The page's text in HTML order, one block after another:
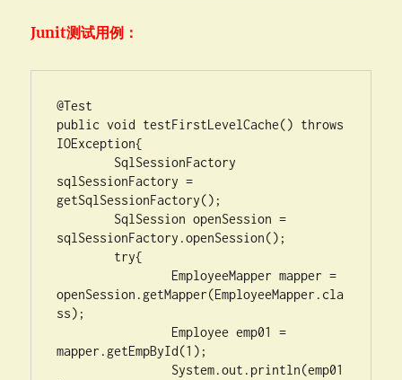
Junit测试用例：
@Test
public void testFirstLevelCache() throws
IOException{
sqlSessionFactory =
getSqlSessionFactory();
sqlSessionFactory.openSession();
openSession.getMapper(EmployeeMapper.cla
ss);
mapper.getEmpById(1);